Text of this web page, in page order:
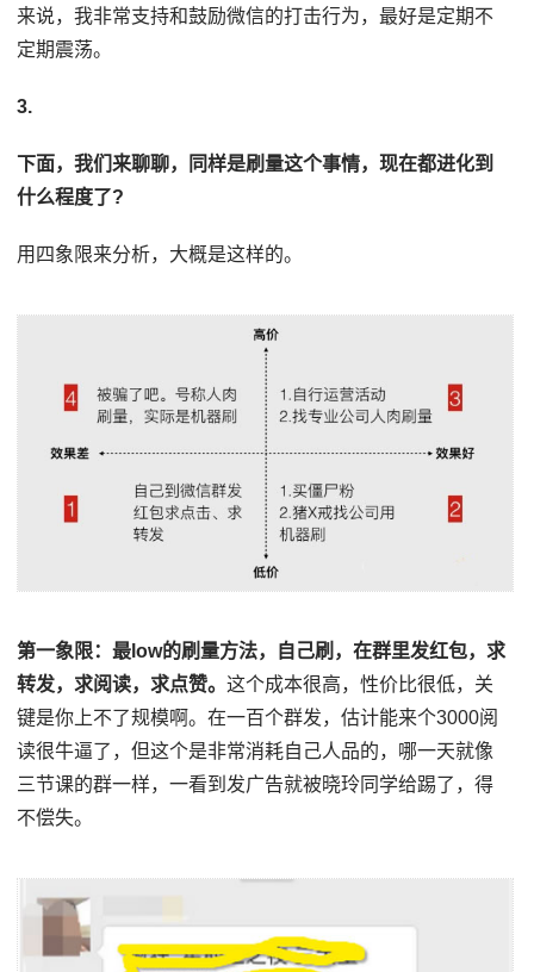
来说，我非常支持和鼓励微信的打击行为，最好是定期不
定期震荡。
3.
下面，我们来聊聊，同样是刷量这个事情，现在都进化到
什么程度了?
用四象限来分析，大概是这样的。
第一象限：最low的刷量方法，自己刷，在群里发红包，求
转发，求阅读，求点赞。这个成本很高，性价比很低，关
键是你上不了规模啊。在一百个群发，估计能来个3000阅
读很牛逼了，但这个是非常消耗自己人品的，哪一天就像
三节课的群一样，一看到发广告就被晓玲同学给踢了，得
不偿失。